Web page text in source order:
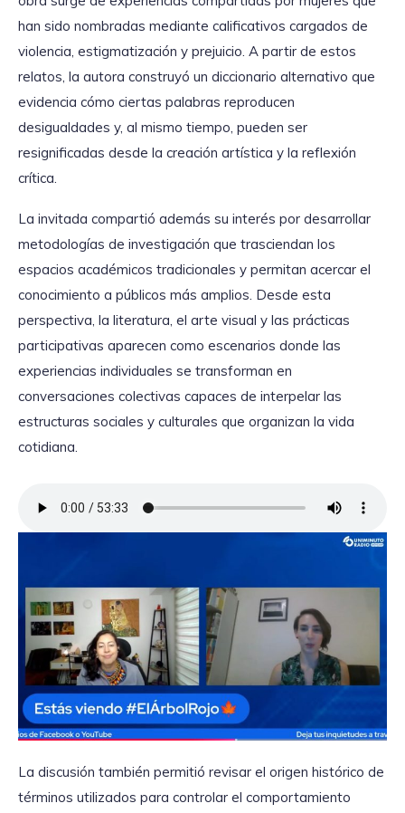
han sido nombradas mediante calificativos cargados de
violencia, estigmatización y prejuicio. A partir de estos
relatos, la autora construyó un diccionario alternativo que
evidencia cómo ciertas palabras reproducen
desigualdades y, al mismo tiempo, pueden ser
resignificadas desde la creación artística y la reflexión
crítica.
La invitada compartió además su interés por desarrollar
metodologías de investigación que trasciendan los
espacios académicos tradicionales y permitan acercar el
conocimiento a públicos más amplios. Desde esta
perspectiva, la literatura, el arte visual y las prácticas
participativas aparecen como escenarios donde las
experiencias individuales se transforman en
conversaciones colectivas capaces de interpelar las
estructuras sociales y culturales que organizan la vida
cotidiana.
La discusión también permitió revisar el origen histórico de
términos utilizados para controlar el comportamiento